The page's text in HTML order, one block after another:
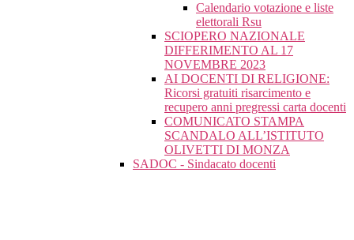
Calendario votazione e liste
elettorali Rsu
SCIOPERO NAZIONALE
DIFFERIMENTO AL 17
NOVEMBRE 2023
AI DOCENTI DI RELIGIONE:
Ricorsi gratuiti risarcimento e
recupero anni pregressi carta docenti
COMUNICATO STAMPA
SCANDALO ALL’ISTITUTO
OLIVETTI DI MONZA
SADOC - Sindacato docenti